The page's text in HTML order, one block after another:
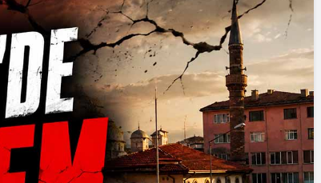
Genel
Zonguldak’ta HASAD
Halk Oyunları Kursları
Başlıyor